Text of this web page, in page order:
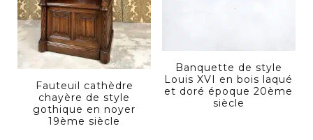
Fauteuil cathèdre
chayère de style
gothique en noyer
19ème siècle
Banquette de style
Louis XVI en bois laqué
et doré époque 20ème
siècle